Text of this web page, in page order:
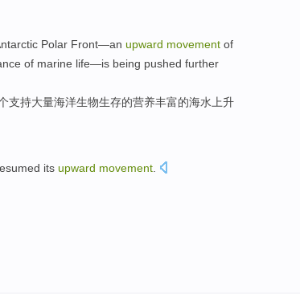
Polar Front—an upward movement of
of marine life—is being pushed further
支持大量海洋生物生存的营养丰富的海水 上升
its upward movement.